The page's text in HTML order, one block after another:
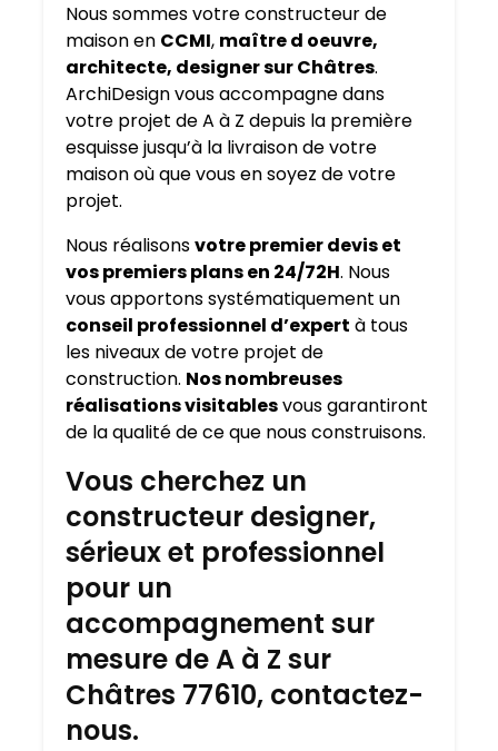
Nous sommes votre constructeur de
maison en CCMI, maître d oeuvre,
architecte, designer sur Châtres.
ArchiDesign vous accompagne dans
votre projet de A à Z depuis la première
esquisse jusqu’à la livraison de votre
maison où que vous en soyez de votre
projet.
Nous réalisonsvotre premier devis et
vos premiers plans en 24/72H. Nous
vous apportons systématiquement un
conseil professionnel d’expert à tous
les niveaux de votre projet de
construction. Nos nombreuses
réalisations visitablesvous garantiront
de la qualité de ce que nous construisons.
Vous cherchez un
constructeur designer,
sérieux et professionnel
pour un
accompagnement sur
mesure de A à Z sur
Châtres 77610, contactez-
nous.